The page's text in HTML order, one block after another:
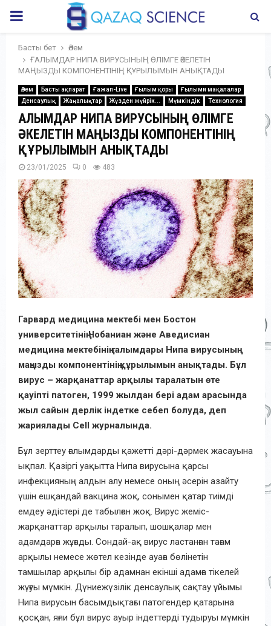
PRIMARY
MENU
Басты бет
Әлем
ҒАЛЫМДАР НИПА ВИРУСЫНЫҢ ӨЛІМГЕ ӘКЕЛЕТІН
МАҢЫЗДЫ КОМПОНЕНТІНІҢ ҚҰРЫЛЫМЫН АНЫҚТАДЫ
Әлем Басты ақпарат Ғажап-Live Ғылым қоры
Ғылыми мақалалар
Денсаулық
Жаңалықтар Жүзден жүйрік... Мүмкіндік Технология
ҒАЛЫМДАР НИПА ВИРУСЫНЫҢ ӨЛІМГЕ
ӘКЕЛЕТІН МАҢЫЗДЫ КОМПОНЕНТІНІҢ
ҚҰРЫЛЫМЫН АНЫҚТАДЫ
23/01/2025 0 483
Гарвард медицина мектебі мен Бостон
университетінің Чобаниан және Аведисиан
медицина мектебінің ғалымдары Нипа вирусының
маңызды компонентінің құрылымын анықтады. Бұл
вирус – жарқанаттар арқылы таралатын өте
қауіпті патоген, 1999 жылдан бері адам арасында
жыл сайын дерлік індетке себеп болуда, деп
жариялады Cell журналында.
Бұл зерттеу ғалымдарды қажетті дәрі-дәрмек жасауына
ықпал. Қазіргі уақытта Нипа вирусына қарсы
инфекцияның алдын алу немесе оның әсерін азайту
үшін ешқандай вакцина жоқ, сонымен қатар тиімді
емдеу әдістері де табылған жоқ. Вирус жеміс-
жарқанаттар арқылы таралып, шошқалар мен
адамдарға жұғады. Сондай-ақ вирус ластанған тағам
арқылы немесе жөтел кезінде ауаға бөлінетін
тамшылар арқылы бір адамнан екінші адамға тікелей
жұғуы мүмкін. Дүниежүзілік денсаулық сақтау ұйымы
Нипа вирусын басымдықтағы патогендер қатарына
қосқан, яғни бұл вирус ауыр індеттерді тудыруы мүмкін